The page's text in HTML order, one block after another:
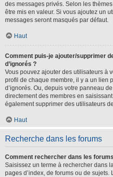
des messages privés. Selon les
être mis en valeur. Si vous ajoutez un
messages seront masqués par défaut.
Haut
Comment puis-je ajouter/supprimer
d’ignorés ?
Vous pouvez ajouter des utilisateurs à
profil de chaque membre, il y a un lien
d’ignorés. Ou, depuis votre panneau
directement des membres en
également supprimer des utilisateurs
Haut
Recherche dans les forums
Comment rechercher dans les
Saisissez un terme à rechercher dans
pages d’index, de forums ou de